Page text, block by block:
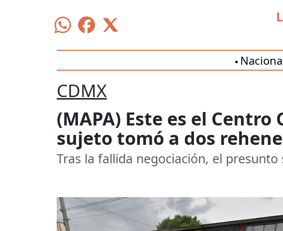
CDMX
(MAPA) Este es el
sujeto tomó a dos
Tras la fallida negociación, el